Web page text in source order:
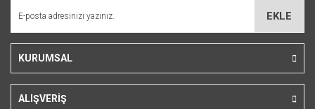
Bu ürüne benzer farklı alternatifler olmalı.
EKLE
KURUMSAL
ALIŞVERİŞ